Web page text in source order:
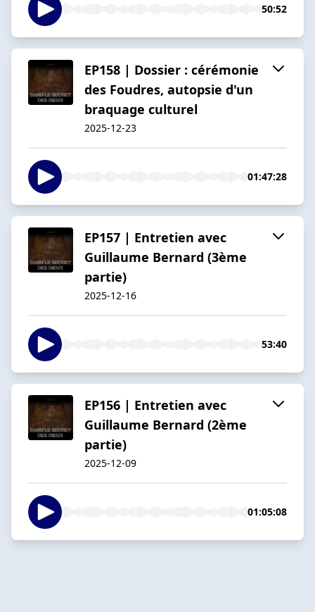
50:52
EP158 | Dossier : cérémonie
des Foudres, autopsie d'un
braquage culturel
2025-12-23
01:47:28
EP157 | Entretien avec
Guillaume Bernard (3ème
partie)
2025-12-16
53:40
EP156 | Entretien avec
Guillaume Bernard (2ème
partie)
2025-12-09
01:05:08